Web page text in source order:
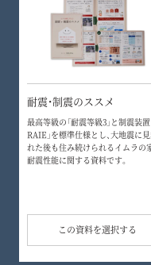
耐震・制震のススメ
最高等級の「耐震等級3」と制震装
RAIE」を標準仕様とし、大地震に
れた後も住み続けられるイムラの
耐震性能に関する資料です。
この資料を選択する